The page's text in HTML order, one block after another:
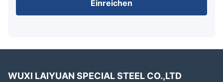
Einreichen
WUXI LAIYUAN SPECIAL STEEL CO.,LTD